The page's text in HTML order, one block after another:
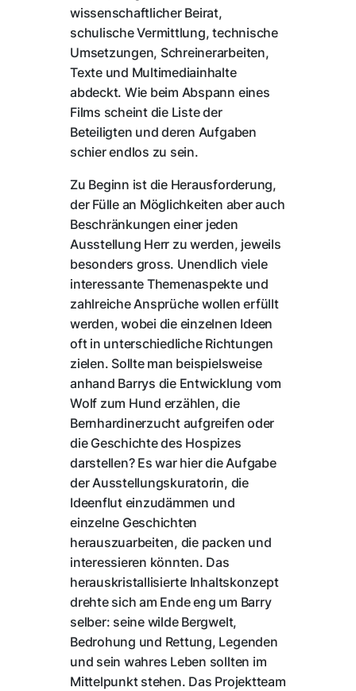
wissenschaftlicher Beirat,
schulische Vermittlung, technische
Umsetzungen, Schreinerarbeiten,
Texte und Multimediainhalte
abdeckt. Wie beim Abspann eines
Films scheint die Liste der
Beteiligten und deren Aufgaben
schier endlos zu sein.
Zu Beginn ist die Herausforderung,
der Fülle an Möglichkeiten aber auch
Beschränkungen einer jeden
Ausstellung Herr zu werden, jeweils
besonders gross. Unendlich viele
interessante Themenaspekte und
zahlreiche Ansprüche wollen erfüllt
werden, wobei die einzelnen Ideen
oft in unterschiedliche Richtungen
zielen. Sollte man beispielsweise
anhand Barrys die Entwicklung vom
Wolf zum Hund erzählen, die
Bernhardinerzucht aufgreifen oder
die Geschichte des Hospizes
darstellen? Es war hier die Aufgabe
der Ausstellungskuratorin, die
Ideenflut einzudämmen und
einzelne Geschichten
herauszuarbeiten, die packen und
interessieren könnten. Das
herauskristallisierte Inhaltskonzept
drehte sich am Ende eng um Barry
selber: seine wilde Bergwelt,
Bedrohung und Rettung, Legenden
und sein wahres Leben sollten im
Mittelpunkt stehen. Das Projektteam